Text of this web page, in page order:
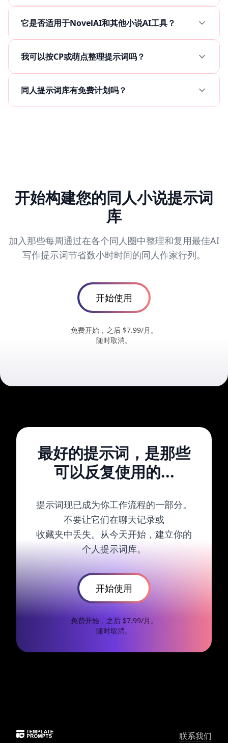
它是否适用于NovelAI和其他小说AI工具？
我可以按CP或萌点整理提示词吗？
同人提示词库有免费计划吗？
开始构建您的同人小说提示词
库
加入那些每周通过在各个同人圈中整理和复用最佳AI
写作提示词节省数小时时间的同人作家行列。
开始使用
免费开始，之后 $7.99/月。
随时取消。
最好的提示词，是那些
可以反复使用的...
提示词现已成为你工作流程的一部分。
不要让它们在聊天记录或
收藏夹中丢失。从今天开始，建立你的
个人提示词库。
开始使用
免费开始，之后 $7.99/月。
随时取消。
联系我们